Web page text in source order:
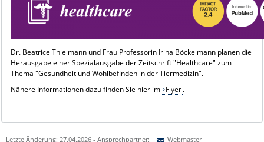
Dr. Beatrice Thielmann und Frau Professorin Irina Böckelmann planen die
Herausgabe einer Spezialausgabe der Zeitschrift "Healthcare" zum
Thema "Gesundheit und Wohlbefinden in der Tiermedizin".
Nähere Informationen dazu finden Sie hier im Flyer.
Letzte Änderung: 27.04.2026 - Ansprechpartner: Webmaster